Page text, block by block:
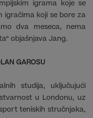
igrama koje se
igračima koji se bore za
dva meseca, nema
objašnjava Jang.
GAROSU
studija, uključujući
u Londonu, uz
teniskih stručnjaka,